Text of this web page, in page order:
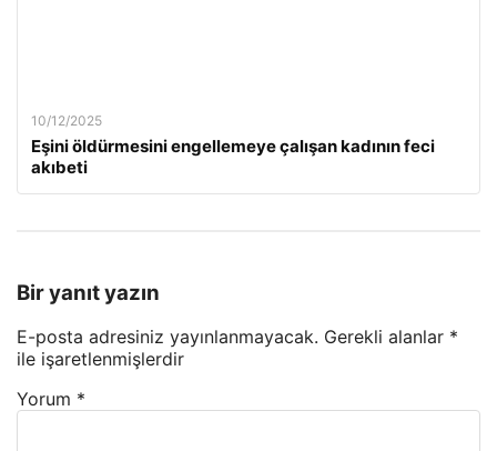
10/12/2025
Eşini öldürmesini engellemeye çalışan kadının feci
akıbeti
Bir yanıt yazın
E-posta adresiniz yayınlanmayacak. Gerekli alanlar *
ile işaretlenmişlerdir
Yorum *